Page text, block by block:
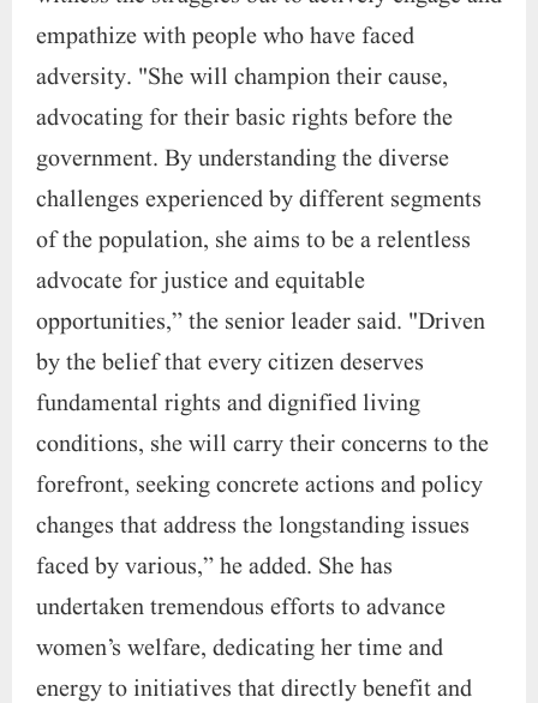
empathize with people who have faced
adversity. "She will champion their cause,
advocating for their basic rights before the
government. By understanding the diverse
challenges experienced by different segments
of the population, she aims to be a relentless
advocate for justice and equitable
opportunities,” the senior leader said. "Driven
by the belief that every citizen deserves
fundamental rights and dignified living
conditions, she will carry their concerns to the
forefront, seeking concrete actions and policy
changes that address the longstanding issues
faced by various,” he added. She has
undertaken tremendous efforts to advance
women’s welfare, dedicating her time and
energy to initiatives that directly benefit and